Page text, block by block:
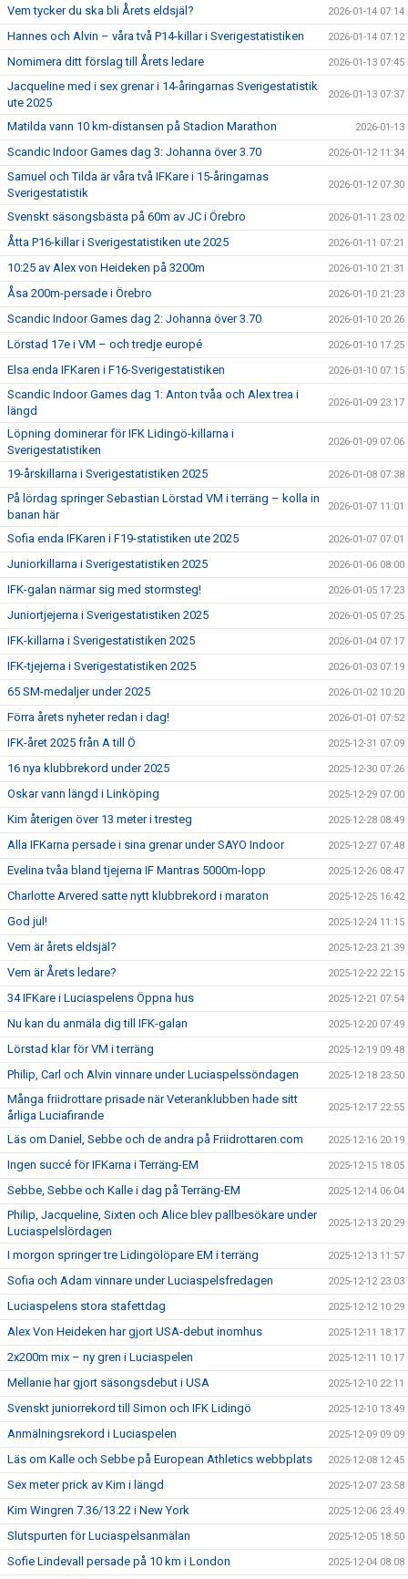
Vem tycker du ska bli Årets eldsjäl? 2026-01-14 07:14
Hannes och Alvin – våra två P14-killar i Sverigestatistiken 2026-01-14 07:12
Nomimera ditt förslag till Årets ledare 2026-01-13 07:45
Jacqueline med i sex grenar i 14-åringarnas Sverigestatistik
ute 2025
2026-01-13 07:37
Matilda vann 10 km-distansen på Stadion Marathon 2026-01-13
Scandic Indoor Games dag 3: Johanna över 3.70 2026-01-12 11:34
Samuel och Tilda är våra två IFKare i 15-åringarnas
Sverigestatistik
2026-01-12 07:30
Svenskt säsongsbästa på 60m av JC i Örebro 2026-01-11 23:02
Åtta P16-killar i Sverigestatistiken ute 2025 2026-01-11 07:21
10:25 av Alex von Heideken på 3200m 2026-01-10 21:31
Åsa 200m-persade i Örebro 2026-01-10 21:23
Scandic Indoor Games dag 2: Johanna över 3.70 2026-01-10 20:26
Lörstad 17e i VM – och tredje europé 2026-01-10 17:25
Elsa enda IFKaren i F16-Sverigestatistiken 2026-01-10 07:15
Scandic Indoor Games dag 1: Anton tvåa och Alex trea i
längd
2026-01-09 23:17
Löpning dominerar för IFK Lidingö-killarna i
Sverigestatistiken
2026-01-09 07:06
19-årskillarna i Sverigestatistiken 2025 2026-01-08 07:38
På lördag springer Sebastian Lörstad VM i terräng – kolla in
banan här
2026-01-07 11:01
Sofia enda IFKaren i F19-statistiken ute 2025 2026-01-07 07:01
Juniorkillarna i Sverigestatistiken 2025 2026-01-06 08:00
IFK-galan närmar sig med stormsteg! 2026-01-05 17:23
Juniortjejerna i Sverigestatistiken 2025 2026-01-05 07:25
IFK-killarna i Sverigestatistiken 2025 2026-01-04 07:17
IFK-tjejerna i Sverigestatistiken 2025 2026-01-03 07:19
65 SM-medaljer under 2025 2026-01-02 10:20
Förra årets nyheter redan i dag! 2026-01-01 07:52
IFK-året 2025 från A till Ö 2025-12-31 07:09
16 nya klubbrekord under 2025 2025-12-30 07:26
Oskar vann längd i Linköping 2025-12-29 07:00
Kim återigen över 13 meter i tresteg 2025-12-28 08:49
Alla IFKarna persade i sina grenar under SAYO Indoor 2025-12-27 07:48
Evelina tvåa bland tjejerna IF Mantras 5000m-lopp 2025-12-26 08:47
Charlotte Arvered satte nytt klubbrekord i maraton 2025-12-25 16:42
God jul! 2025-12-24 11:15
Vem är årets eldsjäl? 2025-12-23 21:39
Vem är Årets ledare? 2025-12-22 22:15
34 IFKare i Luciaspelens Öppna hus 2025-12-21 07:54
Nu kan du anmäla dig till IFK-galan 2025-12-20 07:49
Lörstad klar för VM i terräng 2025-12-19 09:48
Philip, Carl och Alvin vinnare under Luciaspelssöndagen 2025-12-18 23:50
Många friidrottare prisade när Veteranklubben hade sitt
årliga Luciafirande
2025-12-17 22:55
Läs om Daniel, Sebbe och de andra på Friidrottaren.com 2025-12-16 20:19
Ingen succé för IFKarna i Terräng-EM 2025-12-15 18:05
Sebbe, Sebbe och Kalle i dag på Terräng-EM 2025-12-14 06:04
Philip, Jacqueline, Sixten och Alice blev pallbesökare under
Luciaspelslördagen
2025-12-13 20:29
I morgon springer tre Lidingölöpare EM i terräng 2025-12-13 11:57
Sofia och Adam vinnare under Luciaspelsfredagen 2025-12-12 23:03
Luciaspelens stora stafettdag 2025-12-12 10:29
Alex Von Heideken har gjort USA-debut inomhus 2025-12-11 18:17
2x200m mix – ny gren i Luciaspelen 2025-12-11 10:17
Mellanie har gjort säsongsdebut i USA 2025-12-10 22:11
Svenskt juniorrekord till Simon och IFK Lidingö 2025-12-10 13:49
Anmälningsrekord i Luciaspelen 2025-12-09 09:09
Läs om Kalle och Sebbe på European Athletics webbplats 2025-12-08 12:45
Sex meter prick av Kim i längd 2025-12-07 23:58
Kim Wingren 7.36/13.22 i New York 2025-12-06 23:49
Slutspurten för Luciaspelsanmälan 2025-12-05 18:50
Sofie Lindevall persade på 10 km i London 2025-12-04 08:08